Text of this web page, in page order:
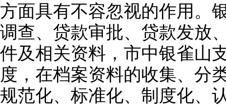
方面具有不容忽视的作用。
调查、贷款审批、贷款发放
件及相关资料，市中银雀山
度，在档案资料的收集、分
规范化、标准化、制度化、